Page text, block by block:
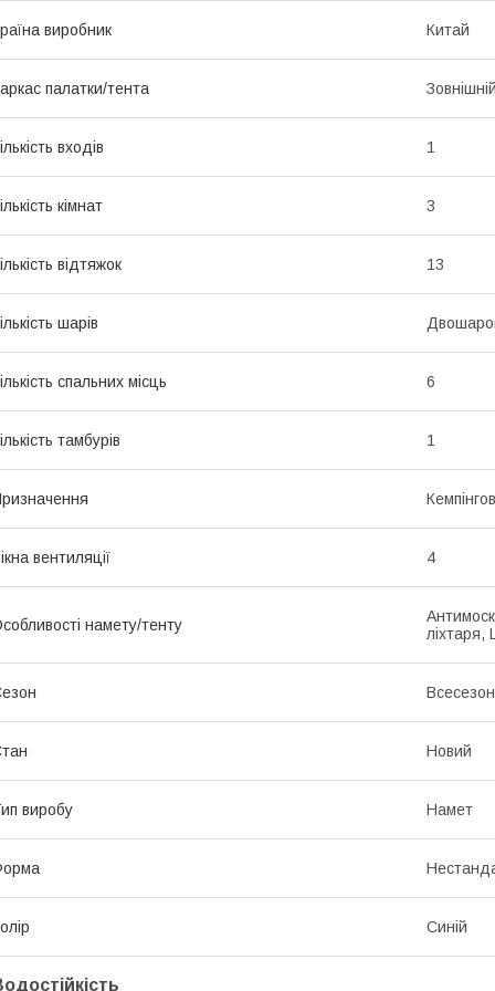
виробник Китай
палатки/тента
входів 1
кімнат 3
відтяжок 13
шарів
спальних місць 6
тамбурів 1
вентиляції 4
намету/тенту
ліхтаря,
Новий
виробу Намет
Синій